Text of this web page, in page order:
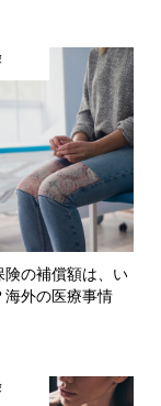
険の補償額は、い
海外の医療事情